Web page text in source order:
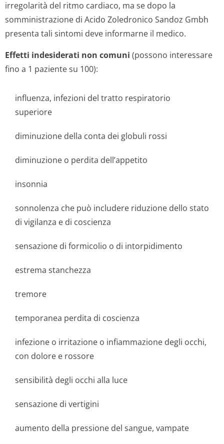
irregolarità del ritmo cardiaco, ma se dopo la
somministrazione di Acido Zoledronico Sandoz Gmbh
presenta tali sintomi deve informarne il medico.
Effetti indesiderati non comuni (possono interessare
fino a 1 paziente su 100):
influenza, infezioni del tratto respiratorio
superiore
diminuzione della conta dei globuli rossi
diminuzione o perdita dell’appetito
insonnia
sonnolenza che può includere riduzione dello stato
di vigilanza e di coscienza
sensazione di formicolio o di intorpidimento
estrema stanchezza
tremore
temporanea perdita di coscienza
infezione o irritazione o infiammazione degli occhi,
con dolore e rossore
sensibilità degli occhi alla luce
sensazione di vertigini
aumento della pressione del sangue, vampate